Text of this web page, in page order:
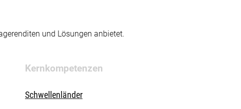
und Lösungen anbietet.
Kernkompetenzen
Schwellenländer